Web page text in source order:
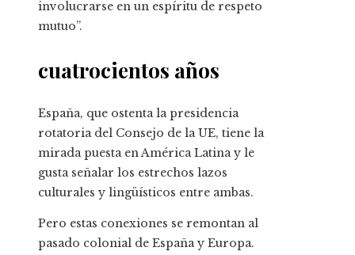
involucrarse en un espíritu de respeto
mutuo”.
cuatrocientos años
España, que ostenta la presidencia
rotatoria del Consejo de la UE, tiene la
mirada puesta en América Latina y le
gusta señalar los estrechos lazos
culturales y lingüísticos entre ambas.
Pero estas conexiones se remontan al
pasado colonial de España y Europa.